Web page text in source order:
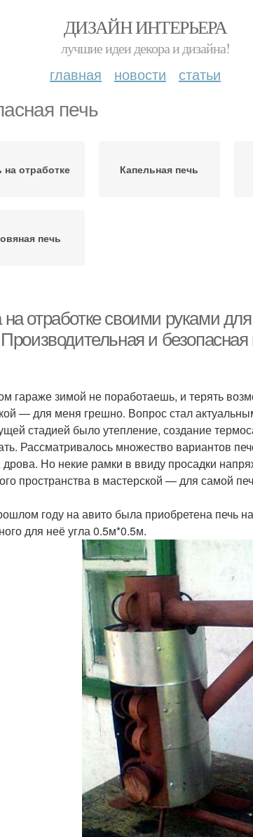
ДИЗАЙН ИНТЕРЬЕРА
лучшие идеи декора и дизайна!
главная новости статьи
печь
на отработке Капельная печь
печь
на отработке своими руками
Производительная и
гараже зимой не поработаешь, и терять
— для меня грешно. Вопрос стал
стадией было утепление, создание
Рассматривалось множество вариантов
дрова. Но некие рамки в ввиду просадки
пространства в мастерской — для самой
году на авито была приобретена печь
для неё угла 0.5м*0.5м.